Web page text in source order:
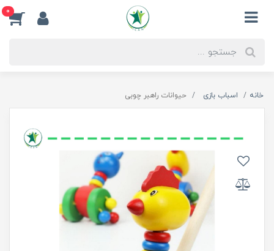
0
خانه اسباب بازی حیوانات راهبر چوبی